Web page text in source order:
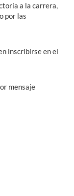
a la carrera,
por las
inscribirse en el
mensaje